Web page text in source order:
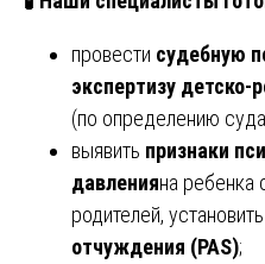
провести судебную
экспертизу детско-
(по определению
выявить признаки
давленияна ребенка
родителей,
отчуждения (PAS);